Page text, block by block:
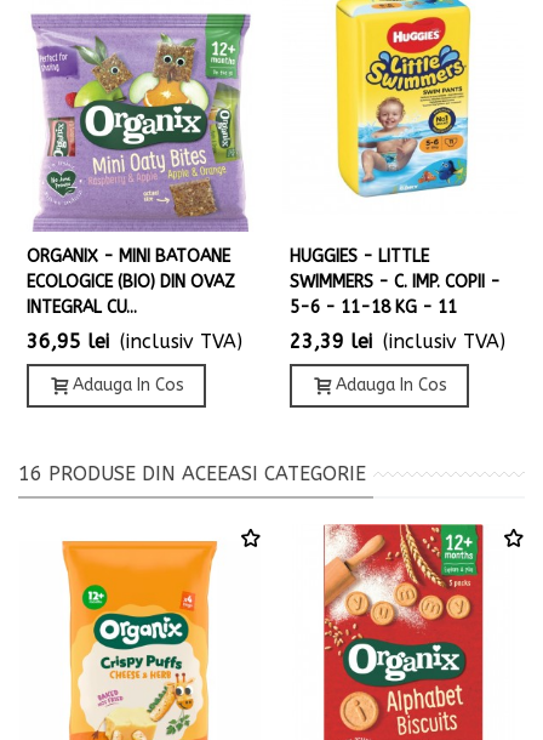
ORGANIX - MINI BATOANE
ECOLOGICE (BIO) DIN OVAZ
INTEGRAL CU...
36,95 lei (inclusiv TVA)
Adauga In Cos
HUGGIES - LITTLE
SWIMMERS - C. IMP. COPII -
5-6 - 11-18 KG - 11
23,39 lei (inclusiv TVA)
Adauga In Cos
16 PRODUSE DIN ACEEASI CATEGORIE